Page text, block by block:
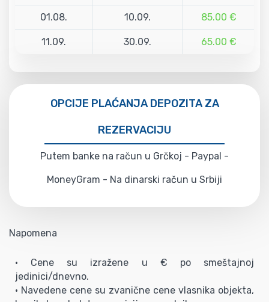
01.08. 10.09. 85.00 €
11.09. 30.09. 65.00 €
OPCIJE PLAĆANJA DEPOZITA ZA
REZERVACIJU
Putem banke na račun u Grčkoj - Paypal -
MoneyGram - Na dinarski račun u Srbiji
Napomena
• Cene su izražene u € po smeštajnoj
jedinici/dnevno.
• Navedene cene su zvanične cene vlasnika objekta,